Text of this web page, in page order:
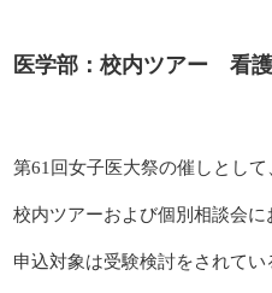
医学部：校内ツアー 看護
第61回女子医大祭の催しとし
校内ツアーおよび個別相談会
申込対象は受験検討をされてい